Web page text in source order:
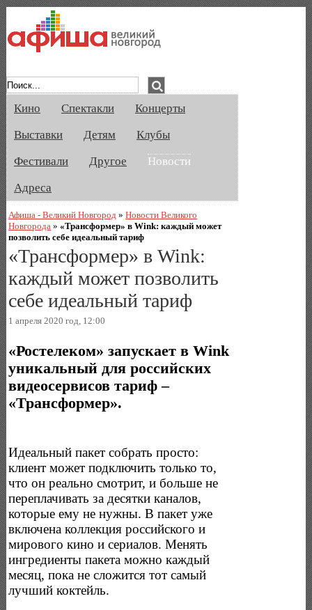
Кино Спектакли
Концерты
Выставки
Детям
Клубы
Фестивали
Другое
Новости
Адреса
Афиша - Великий Новгород »Новости Великого
Новгорода »«Трансформер» в Wink: каждый может
позволить себе идеальный тариф
«Трансформер» в Wink:
каждый может позволить
себе идеальный тариф
1 апреля 2020 год, 12:00
«Ростелеком» запускает в Wink
уникальный для российских
видеосервисов тариф –
«Трансформер».
Идеальный пакет собрать просто:
клиент может подключить только то,
что он реально смотрит, и больше не
переплачивать за десятки каналов,
которые ему не нужны. В пакет уже
включена коллекция российского и
мирового кино и сериалов. Менять
ингредиенты пакета можно каждый
месяц, пока не сложится тот самый
лучший коктейль.